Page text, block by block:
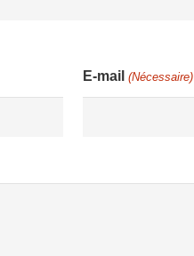
E-mail (Nécessaire)